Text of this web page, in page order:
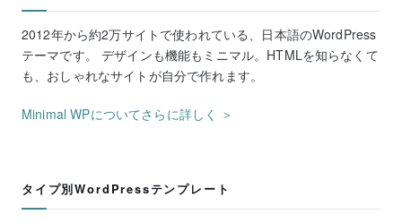
2012年から約2万サイトで使われている、日本語のWordPress
テーマです。 デザインも機能もミニマル。HTMLを知らなくて
も、おしゃれなサイトが自分で作れます。
Minimal WPについてさらに詳しく ＞
タイプ別WordPressテンプレート